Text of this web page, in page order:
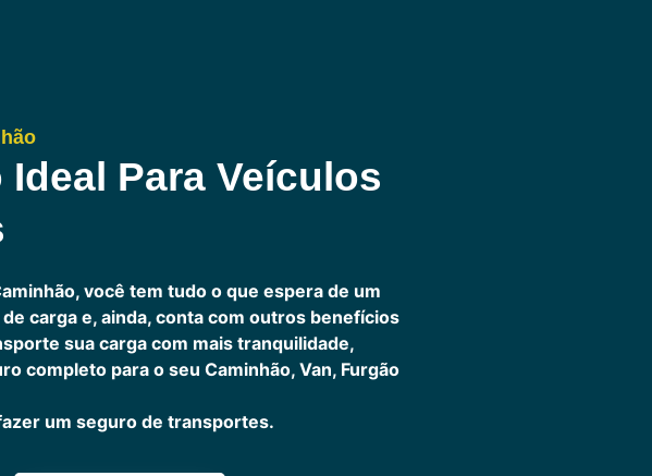
Ideal Para Veículos
você tem tudo o que espera de um
carga e, ainda, conta com outros benefícios
sua carga com mais tranquilidade,
completo para o seu Caminhão, Van, Furgão
um seguro de transportes.